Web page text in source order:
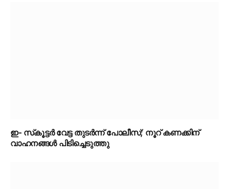
ഇ- സ്‌കൂട്ടർ വേട്ട തുടർന്ന് പോലീസ്; നൂറ് കണക്കിന്
വാഹനങ്ങൾ പിടിച്ചെടുത്തു